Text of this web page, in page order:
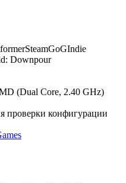
SteamGoGIndie
Downpour
(Dual Core, 2.40 GHz)
проверки конфигурации